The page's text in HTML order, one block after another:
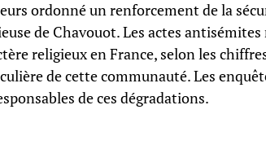
ordonné un renforcement de la
de Chavouot. Les actes
religieux en France, selon les
de cette communauté. Les
de ces dégradations.